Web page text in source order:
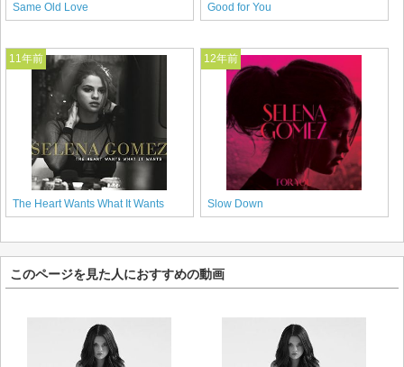
Same Old Love Good for You
11年前
The Heart Wants What It Wants
12年前
Slow Down
このページを見た人におすすめの動画